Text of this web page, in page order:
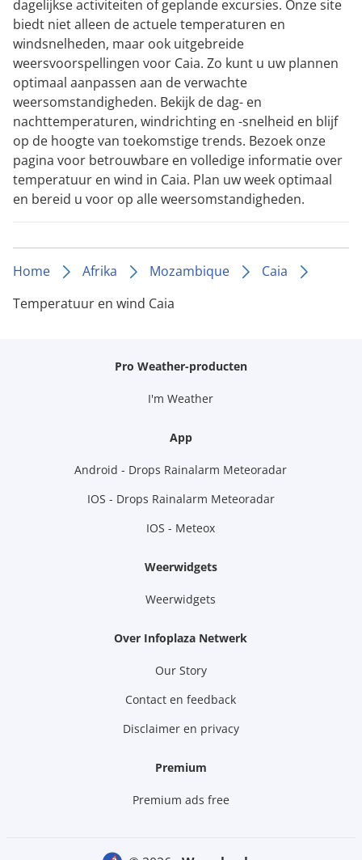
dagelijkse activiteiten of geplande excursies. Onze site
biedt niet alleen de actuele temperaturen en
windsnelheden, maar ook uitgebreide
weersvoorspellingen voor Caia. Zo kunt u uw plannen
optimaal aanpassen aan de verwachte
weersomstandigheden. Bekijk de dag- en
nachttemperaturen, windrichting en -snelheid en blijf
op de hoogte van toekomstige trends. Bezoek onze
pagina voor betrouwbare en volledige informatie over
temperatuur en wind in Caia. Plan uw week optimaal
en bereid u voor op alle weersomstandigheden.
Home Afrika Mozambique
Caia
Temperatuur en wind Caia
Pro Weather-producten
I'm Weather
App
Android - Drops Rainalarm Meteoradar
IOS - Drops Rainalarm Meteoradar
IOS - Meteox
Weerwidgets
Weerwidgets
Over Infoplaza Netwerk
Our Story
Contact en feedback
Disclaimer en privacy
Premium
Premium ads free